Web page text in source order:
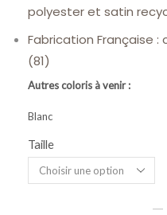
polyester et satin
Fabrication Française
(81)
Autres coloris à venir :
Blanc
Taille